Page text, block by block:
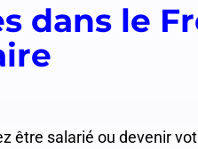
dans le
être salarié ou devenir